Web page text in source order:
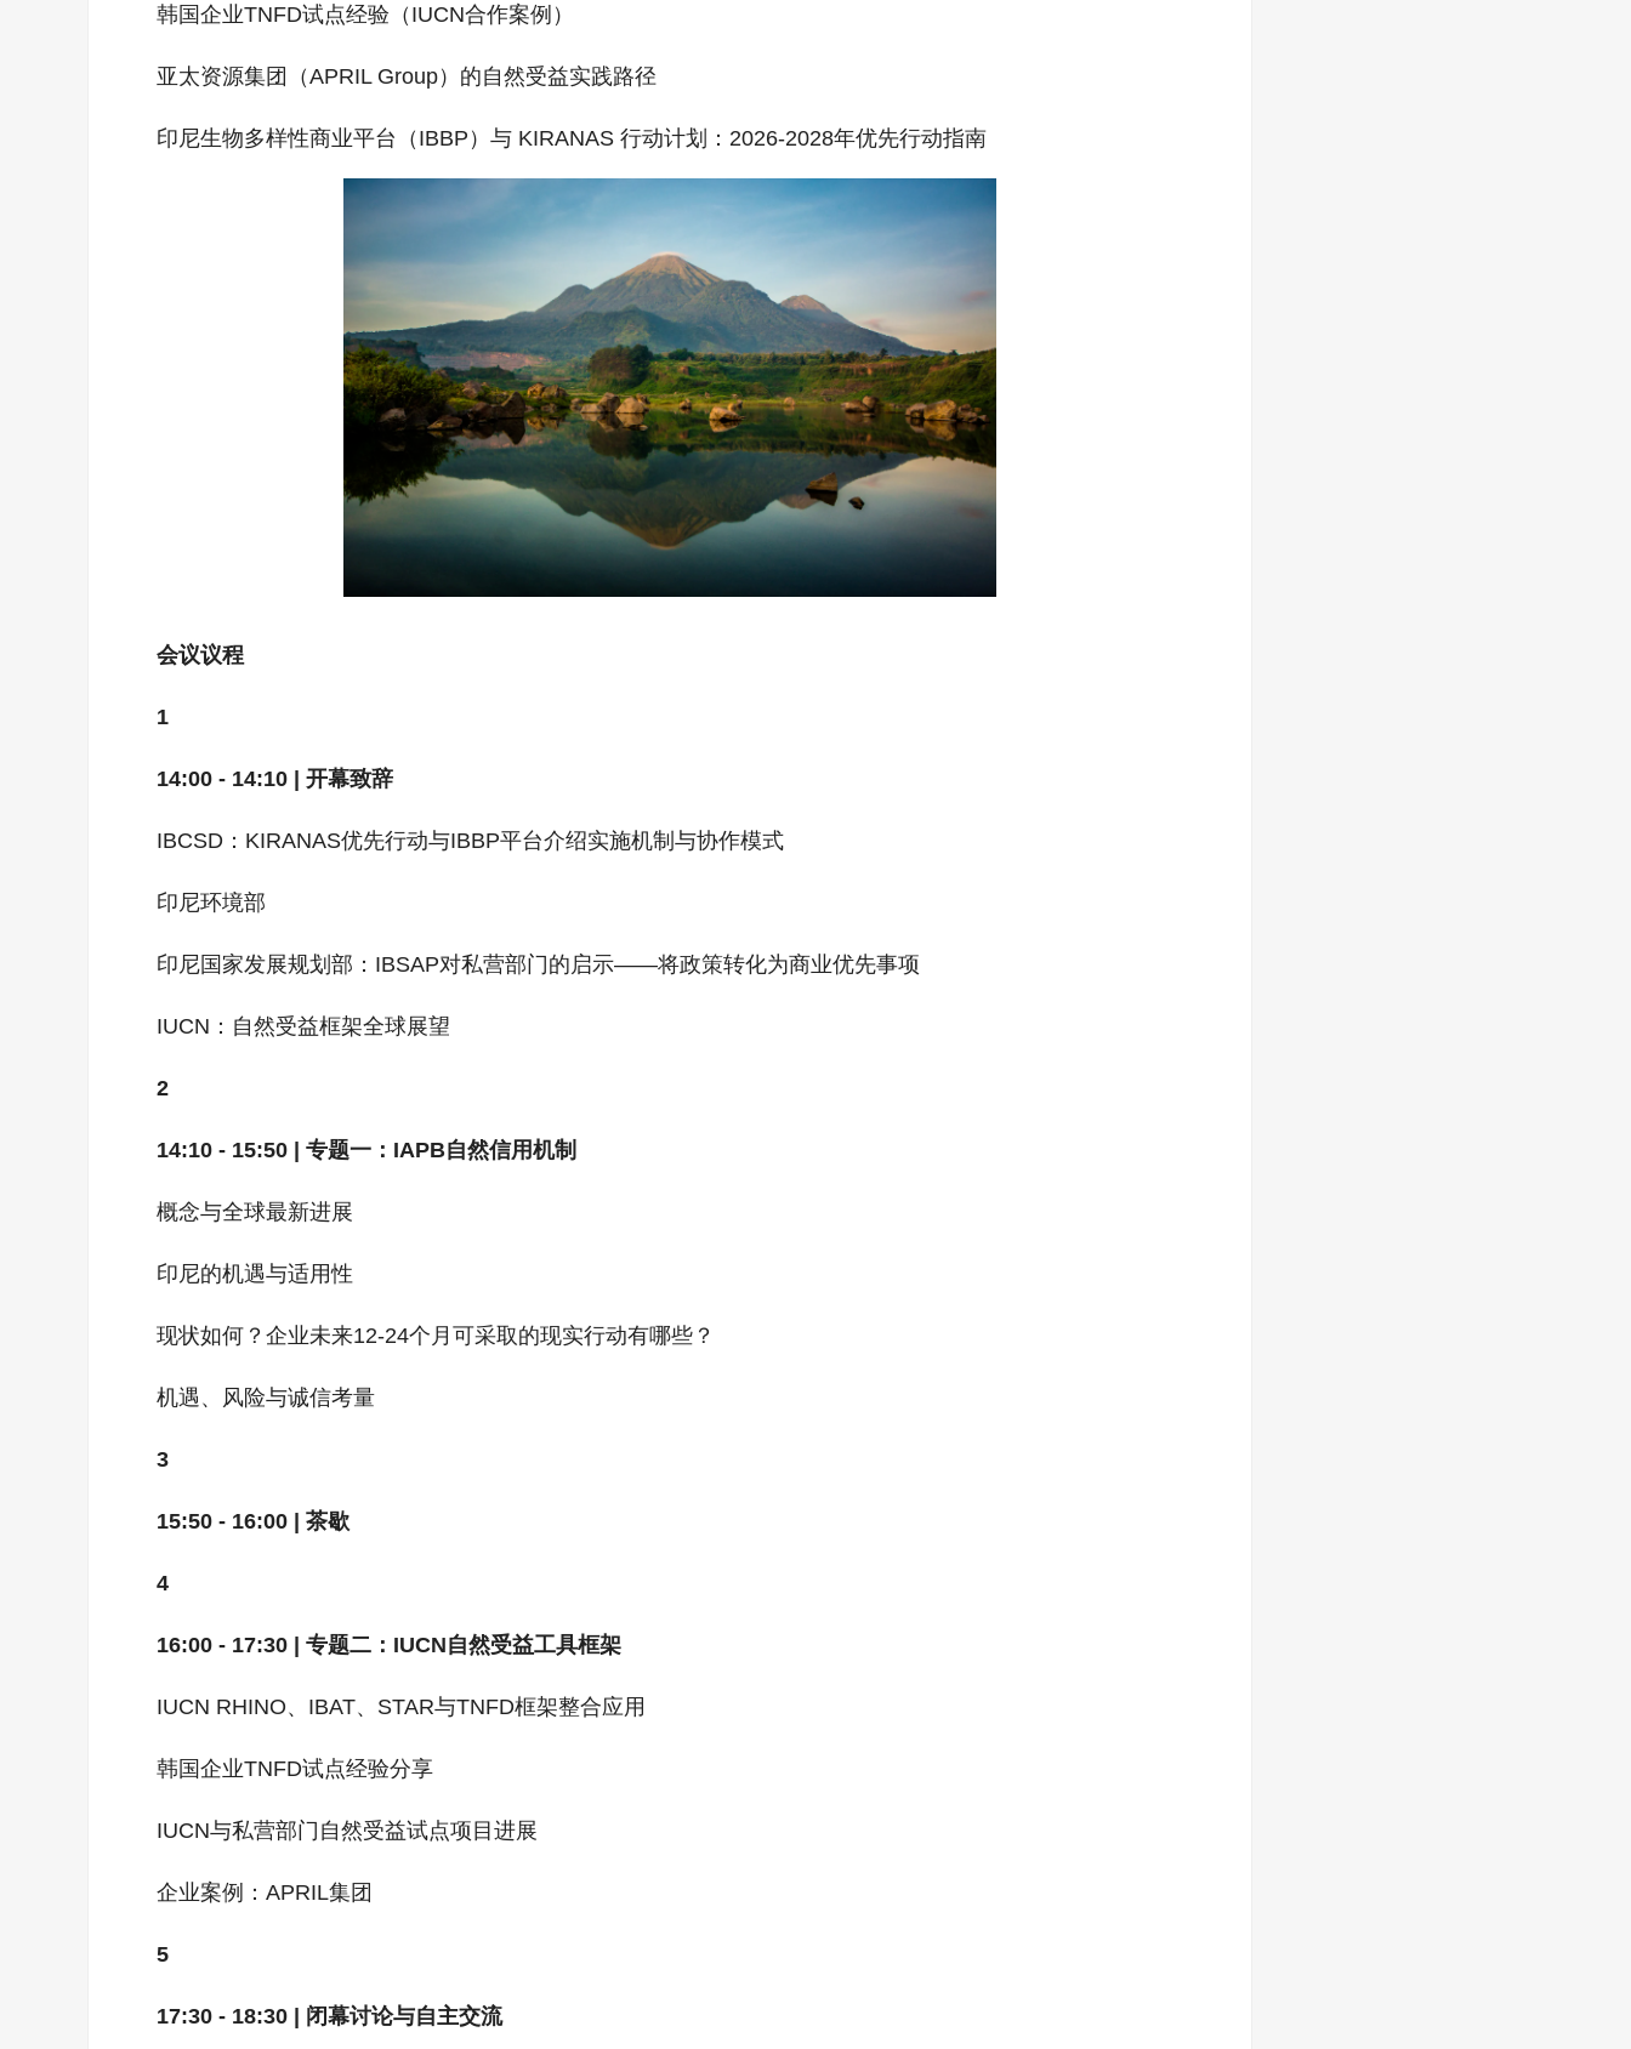
韩国企业TNFD试点经验（IUCN合作案例）
亚太资源集团（APRIL Group）的自然受益实践路径
印尼生物多样性商业平台（IBBP）与 KIRANAS 行动计划：2026-2028年优先行动指南
会议议程
1
14:00 - 14:10 | 开幕致辞
IBCSD：KIRANAS优先行动与IBBP平台介绍实施机制与协作模式
印尼环境部
印尼国家发展规划部：IBSAP对私营部门的启示——将政策转化为商业优先事项
IUCN：自然受益框架全球展望
2
14:10 - 15:50 | 专题一：IAPB自然信用机制
概念与全球最新进展
印尼的机遇与适用性
现状如何？企业未来12-24个月可采取的现实行动有哪些？
机遇、风险与诚信考量
3
15:50 - 16:00 | 茶歇
4
16:00 - 17:30 | 专题二：IUCN自然受益工具框架
IUCN RHINO、IBAT、STAR与TNFD框架整合应用
韩国企业TNFD试点经验分享
IUCN与私营部门自然受益试点项目进展
企业案例：APRIL集团
5
17:30 - 18:30 | 闭幕讨论与自主交流